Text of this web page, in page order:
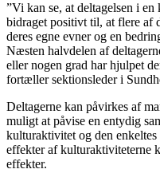
”Vi kan se, at deltagelsen i
bidraget positivt til, at flere af
deres egne evner og en
Næsten halvdelen af
eller nogen grad har hjulpet
fortæller sektionsleder i
Deltagerne kan påvirkes af
muligt at påvise en entydig
kulturaktivitet og den
effekter af kulturaktiviteterne
effekter.